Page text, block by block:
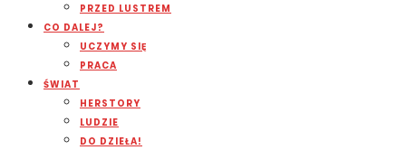
PRZED LUSTREM
CO DALEJ?
UCZYMY SIĘ
PRACA
ŚWIAT
HERSTORY
LUDZIE
DO DZIEŁA!